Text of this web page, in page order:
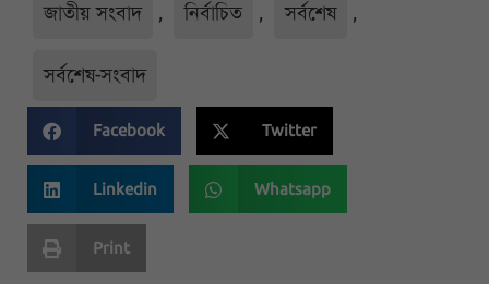
জাতীয় সংবাদ , নির্বাচিত , সর্বশেষ ,
সর্বশেষ-সংবাদ
Facebook Twitter
Linkedin Whatsapp
Print